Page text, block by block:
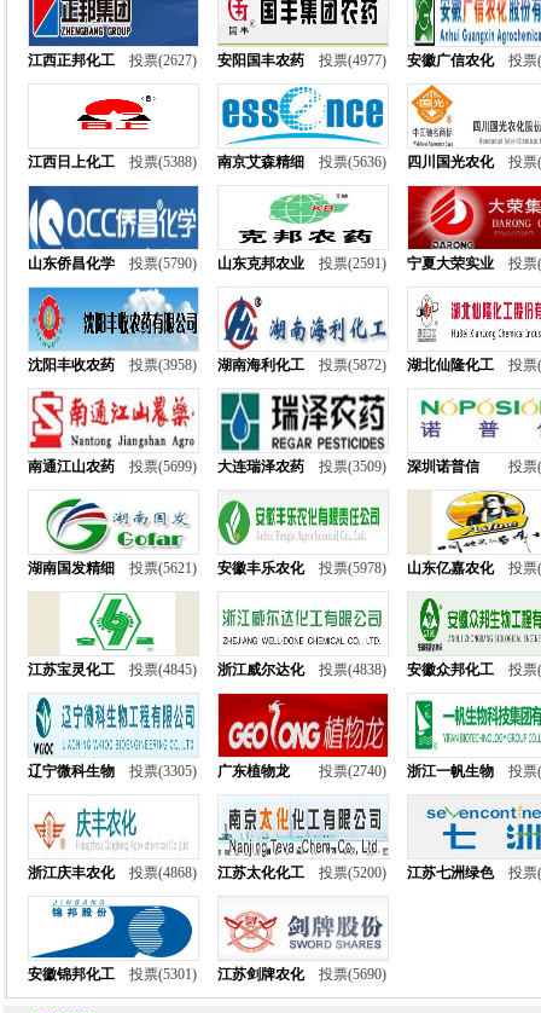
江西正邦化工 投票(2627) 安阳国丰农药 投票(4977) 安徽广信农化 投票
江西日上化工 投票(5388) 南京艾森精细 投票(5636) 四川国光农化 投票
山东侨昌化学 投票(5790) 山东克邦农业 投票(2591) 宁夏大荣实业 投票
沈阳丰收农药 投票(3958) 湖南海利化工 投票(5872) 湖北仙隆化工 投票
南通江山农药 投票(5699) 大连瑞泽农药 投票(3509) 深圳诺普信 投票
湖南国发精细 投票(5621) 安徽丰乐农化 投票(5978) 山东亿嘉农化 投票
江苏宝灵化工 投票(4845) 浙江威尔达化 投票(4838) 安徽众邦化工 投票
辽宁微科生物 投票(3305) 广东植物龙 投票(2740) 浙江一帆生物 投票
浙江庆丰农化 投票(4868) 江苏太化化工 投票(5200) 江苏七洲绿色 投票
安徽锦邦化工 投票(5301) 江苏剑牌农化 投票(5690)